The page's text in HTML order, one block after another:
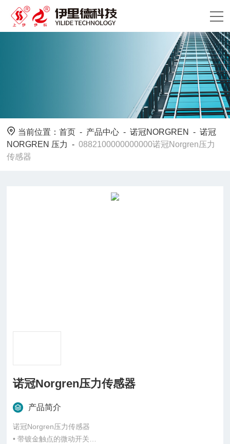
当前位置：首页 - 产品中心 -诺冠NORGREN -诺冠
NORGREN 压力 -0882100000000000诺冠Norgren压力
传感器
诺冠Norgren压力传感器
产品简介
诺冠Norgren压力传感器
• 带镀金触点的微动开关